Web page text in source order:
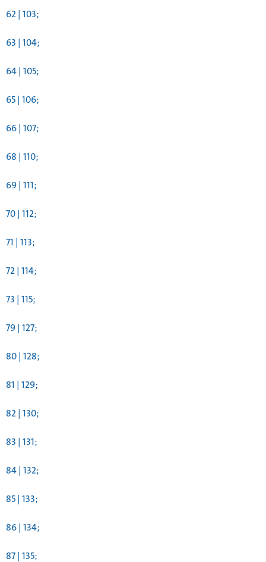
62 | 103;
63 | 104;
64 | 105;
65 | 106;
66 | 107;
68 | 110;
69 | 111;
70 | 112;
71 | 113;
72 | 114;
73 | 115;
79 | 127;
80 | 128;
81 | 129;
82 | 130;
83 | 131;
84 | 132;
85 | 133;
86 | 134;
87 | 135;